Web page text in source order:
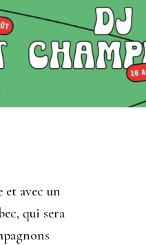
avec un
qui sera